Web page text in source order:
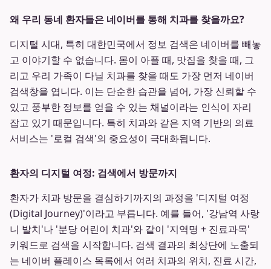
왜 우리 동네 환자들은 네이버를 통해 치과를 찾을까요?
디지털 시대, 특히 대한민국에서 정보 검색은 네이버를 빼놓
고 이야기할 수 없습니다. 몸이 아플 때, 맛집을 찾을 때, 그
리고 우리 가족이 다닐 치과를 찾을 때도 가장 먼저 네이버
검색창을 엽니다. 이는 단순한 습관을 넘어, 가장 신뢰할 수
있고 풍부한 정보를 얻을 수 있는 채널이라는 인식이 자리
잡고 있기 때문입니다. 특히 치과와 같은 지역 기반의 의료
서비스는 '로컬 검색'의 중요성이 극대화됩니다.
환자의 디지털 여정: 검색에서 방문까지
환자가 치과 방문을 결심하기까지의 과정을 '디지털 여정
(Digital Journey)'이라고 부릅니다. 예를 들어, '강남역 사랑
니 발치'나 '분당 어린이 치과'와 같이 '지역명 + 진료과목'
키워드로 검색을 시작합니다. 검색 결과의 최상단에 노출되
는 네이버 플레이스 목록에서 여러 치과의 위치, 진료 시간,